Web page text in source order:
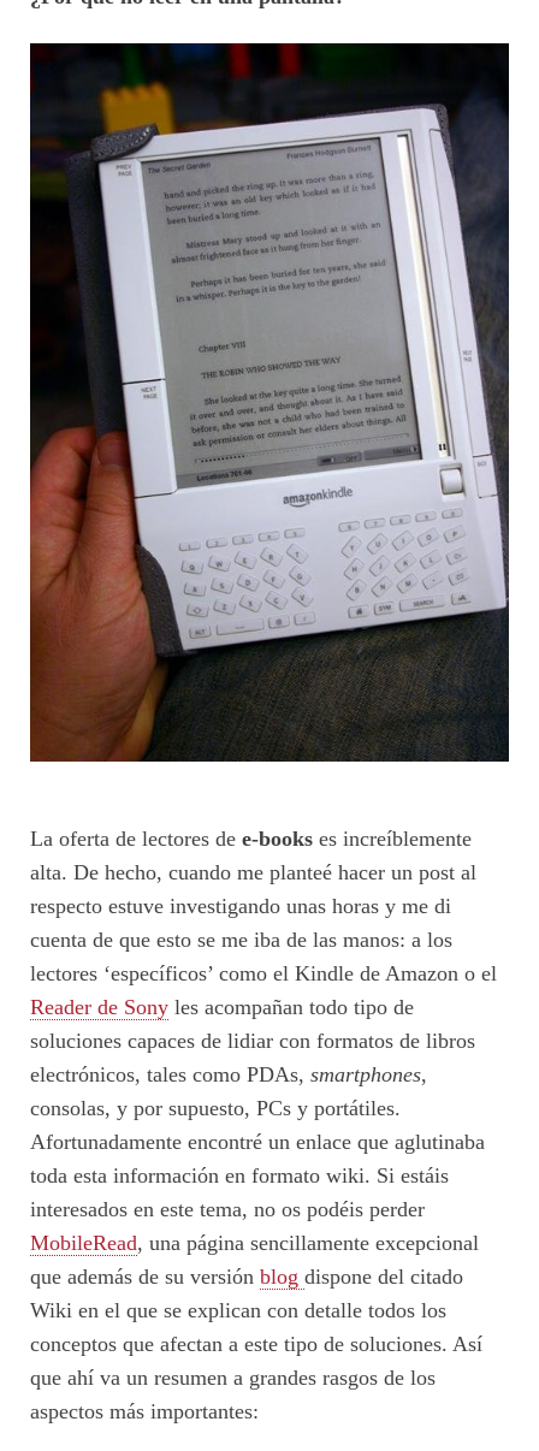
La oferta de lectores de e-books es increíblemente
alta. De hecho, cuando me planteé hacer un post al
respecto estuve investigando unas horas y me di
cuenta de que esto se me iba de las manos: a los
lectores ‘específicos’ como el Kindle de Amazon o el
Reader de Sony les acompañan todo tipo de
soluciones capaces de lidiar con formatos de libros
electrónicos, tales como PDAs, smartphones,
consolas, y por supuesto, PCs y portátiles.
Afortunadamente encontré un enlace que aglutinaba
toda esta información en formato wiki. Si estáis
interesados en este tema, no os podéis perder
MobileRead, una página sencillamente excepcional
que además de su versión blog dispone del citado
Wiki en el que se explican con detalle todos los
conceptos que afectan a este tipo de soluciones. Así
que ahí va un resumen a grandes rasgos de los
aspectos más importantes: